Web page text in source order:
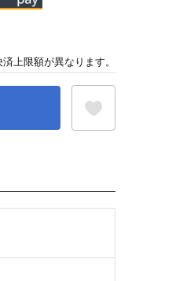
上限額が異なります。